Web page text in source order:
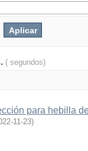
( segundos)
para hebilla
11-23)